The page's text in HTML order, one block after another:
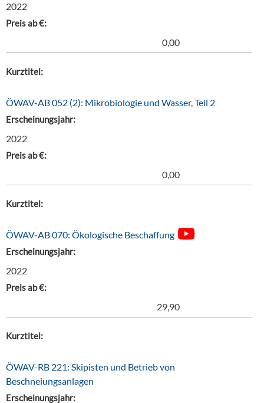
2022
Preis ab €:
0,00
Kurztitel:
ÖWAV-AB 052 (2): Mikrobiologie und Wasser, Teil 2
Erscheinungsjahr:
2022
Preis ab €:
0,00
Kurztitel:
ÖWAV-AB 070: Ökologische Beschaffung
Erscheinungsjahr:
2022
Preis ab €:
29,90
Kurztitel:
ÖWAV-RB 221: Skipisten und Betrieb von
Beschneiungsanlagen
Erscheinungsjahr: